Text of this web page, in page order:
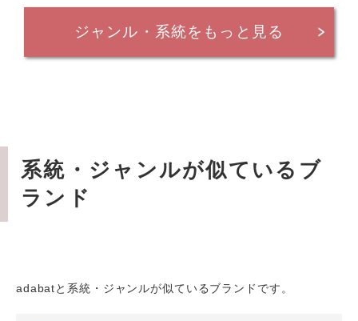
ジャンル・系統をもっと見る
系統・ジャンルが似ているブ
ランド
adabatと系統・ジャンルが似ているブランドです。